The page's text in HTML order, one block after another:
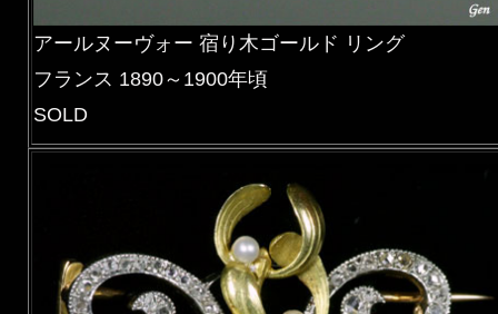
アールヌーヴォー 宿り木ゴールド リング
フランス 1890～1900年頃
SOLD